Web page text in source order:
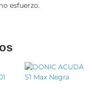
esfuerzo.